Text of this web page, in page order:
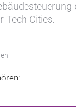
Tech Cities.